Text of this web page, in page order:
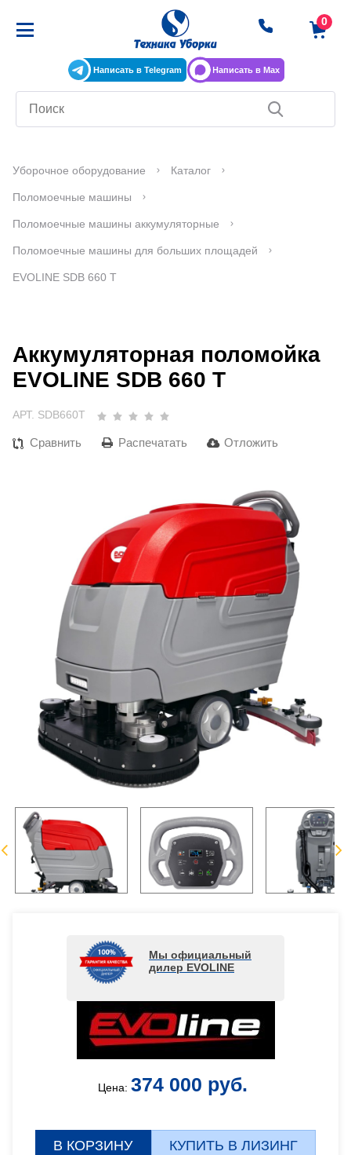
Написать в Telegram Написать в Max
Уборочное оборудование Каталог
Поломоечные машины
Поломоечные машины аккумуляторные
Поломоечные машины для больших площадей
EVOLINE SDB 660 Т
Аккумуляторная поломойка
EVOLINE SDB 660 Т
АРТ. SDB660Т
Сравнить Распечатать Отложить
Мы официальный
дилер EVOLINE
Цена: 374 000 руб.
В КОРЗИНУ КУПИТЬ В ЛИЗИНГ